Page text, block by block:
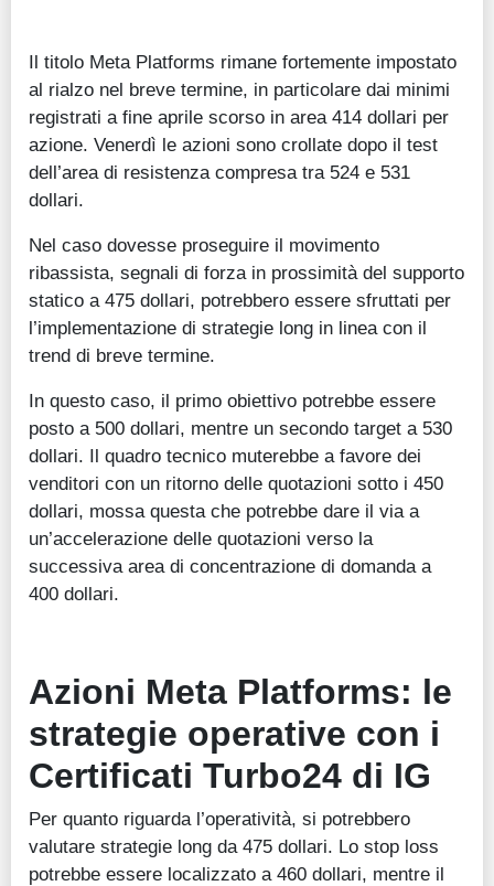
Il titolo Meta Platforms rimane fortemente impostato
al rialzo nel breve termine, in particolare dai minimi
registrati a fine aprile scorso in area 414 dollari per
azione. Venerdì le azioni sono crollate dopo il test
dell’area di resistenza compresa tra 524 e 531
dollari.
Nel caso dovesse proseguire il movimento
ribassista, segnali di forza in prossimità del supporto
statico a 475 dollari, potrebbero essere sfruttati per
l’implementazione di strategie long in linea con il
trend di breve termine.
In questo caso, il primo obiettivo potrebbe essere
posto a 500 dollari, mentre un secondo target a 530
dollari. Il quadro tecnico muterebbe a favore dei
venditori con un ritorno delle quotazioni sotto i 450
dollari, mossa questa che potrebbe dare il via a
un’accelerazione delle quotazioni verso la
successiva area di concentrazione di domanda a
400 dollari.
Azioni Meta Platforms: le
strategie operative con i
Certificati Turbo24 di IG
Per quanto riguarda l’operatività, si potrebbero
valutare strategie long da 475 dollari. Lo stop loss
potrebbe essere localizzato a 460 dollari, mentre il